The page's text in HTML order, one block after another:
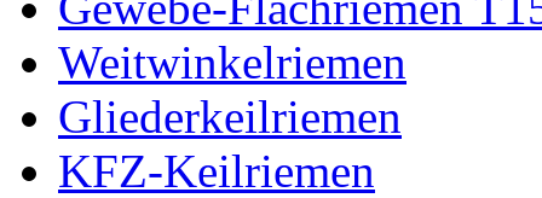
Weitwinkelriemen
Gliederkeilriemen
KFZ-Keilriemen